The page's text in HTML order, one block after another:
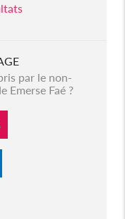
par le non-
Emerse Faé ?